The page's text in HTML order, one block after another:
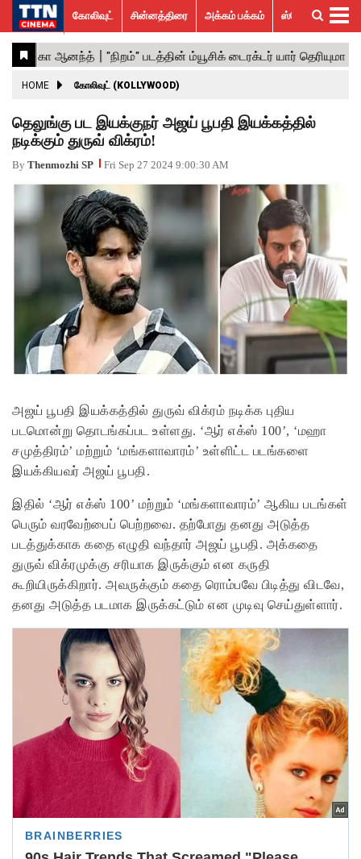
கோலிவுட்
சின்னத்திரை
பாலிவுட்
ஹாலிவுட்
அக்கம்
பக்கம்
ஸ்பெஷல்
ஸ்டோரீஸ்
விமர்சனம்
GALLERY
ACTRESS
ACTORS
MOVIESTILLS
EVENTS
VIDEOS
What’s
Hot
Trending
News
கோலிவுட் சின்னத்திரை அக்கம் பக்கம் ஸ்பெஷல் ஸ்டோரீஸ்
HOME கோலிவுட் (KOLLYWOOD)
தெலுங்கு பட இயக்குநர் அஜய் பூபதி இயக்கத்தில்
நடிக்கும் துருவ் விக்ரம்!
By Thenmozhi SP Fri Sep 27 2024 9:00:30 AM
அஜய் பூபதி இயக்கத்தில் துருவ் விக்ரம் நடிக்க புதிய
படமொன்று தொடங்கப்பட உள்ளது. ‘ஆர் எக்ஸ் 100’, ‘மஹா
சமுத்திரம்’ மற்றும் ‘மங்களாவாரம்’ உள்ளிட்ட படங்களை
இயக்கியவர் அஜய் பூபதி.
இதில் ‘ஆர் எக்ஸ் 100’ மற்றும் ‘மங்களாவாரம்’ ஆகிய படங்கள்
பெரும் வரவேற்பைப் பெற்றவை. தற்போது தனது அடுத்த
படத்துக்காக கதை எழுதி வந்தார் அஜய் பூபதி. அக்கதை
துருவ் விக்ரமுக்கு சரியாக இருக்கும் என கருதி
கூறியிருக்கிறார். அவருக்கும் கதை ரொம்பவே பிடித்து விடவே,
தனது அடுத்த படமாக இருக்கட்டும் என முடிவு செய்துள்ளார்.